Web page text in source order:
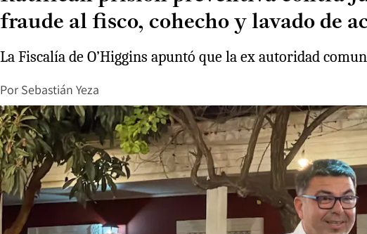
fraude al fisco, cohecho y lavado de
La Fiscalía de O’Higgins apuntó que la ex autoridad
Por Sebastián Yeza